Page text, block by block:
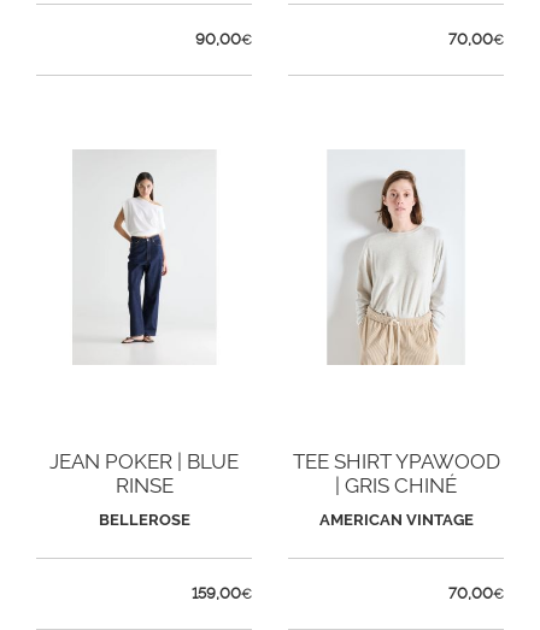
90,00€ 70,00€
JEAN POKER | BLUE
RINSE
BELLEROSE
159,00€
TEE SHIRT YPAWOOD
| GRIS CHINÉ
AMERICAN VINTAGE
70,00€